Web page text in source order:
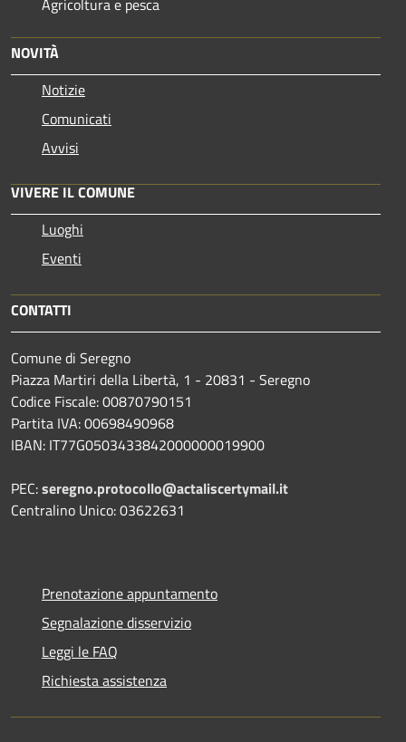
NOVITÀ
Notizie
Comunicati
Avvisi
VIVERE IL COMUNE
Luoghi
Eventi
CONTATTI
Comune di Seregno
Piazza Martiri della Libertà, 1 - 20831 - Seregno
Codice Fiscale: 00870790151
Partita IVA: 00698490968
IBAN: IT77G0503433842000000019900
PEC:seregno.protocollo@actaliscertymail.it
Centralino Unico: 03622631
Prenotazione appuntamento
Segnalazione disservizio
Leggi le FAQ
Richiesta assistenza